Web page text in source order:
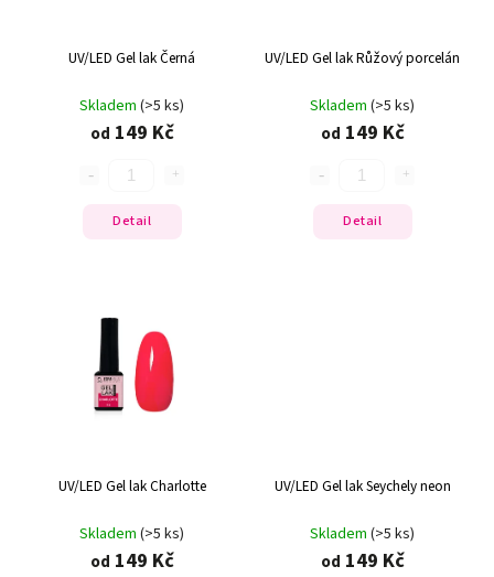
UV/LED Gel lak Černá
Skladem (>5 ks)
od 149 Kč
Detail
UV/LED Gel lak Růžový porcelán
Skladem (>5 ks)
od 149 Kč
Detail
UV/LED Gel lak Charlotte
Skladem (>5 ks)
od 149 Kč
UV/LED Gel lak Seychely neon
Skladem (>5 ks)
od 149 Kč